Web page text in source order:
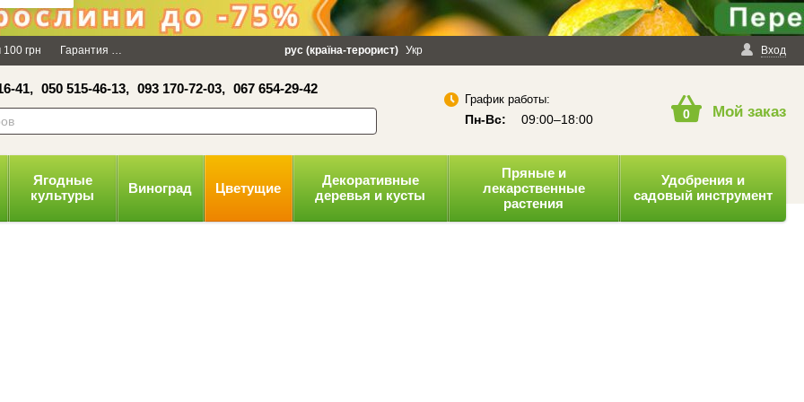
×
грн Гарантия Оплата и доставка Политика конфиденциальности Вход
рус (країна-терорист) Укр
41, 050 515-46-13, 093 170-72-03, 067 654-29-42
График работы:
Пн-Вс: 09:00–18:00 0 Мой заказ
Ягодные
культуры
Виноград Цветущие
Декоративные
деревья и кусты
Пряные и
лекарственные
растения
Удобрения и
садовый инструмент